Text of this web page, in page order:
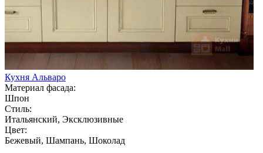
Кухня Альваро
Материал фасада:
Шпон
Стиль:
Итальянский, Эксклюзивные
Цвет:
Бежевый, Шампань, Шоколад